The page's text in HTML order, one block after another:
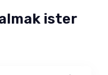
ister